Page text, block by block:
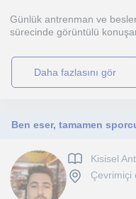
Günlük antrenman ve
sürecinde görüntülü
daha fazlasını gör
Kisisel
Çevrimiçi